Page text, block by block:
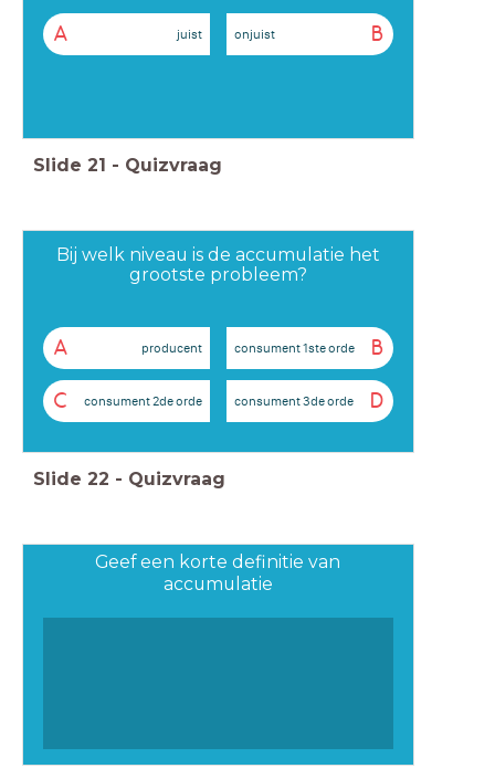
A juist B
onjuist
Slide 21 - Quizvraag
Bij welk niveau is de accumulatie het
grootste probleem?
A producent B
consument 1ste orde
C consument 2de orde D
consument 3de orde
Slide 22 - Quizvraag
Geef een korte definitie van
accumulatie